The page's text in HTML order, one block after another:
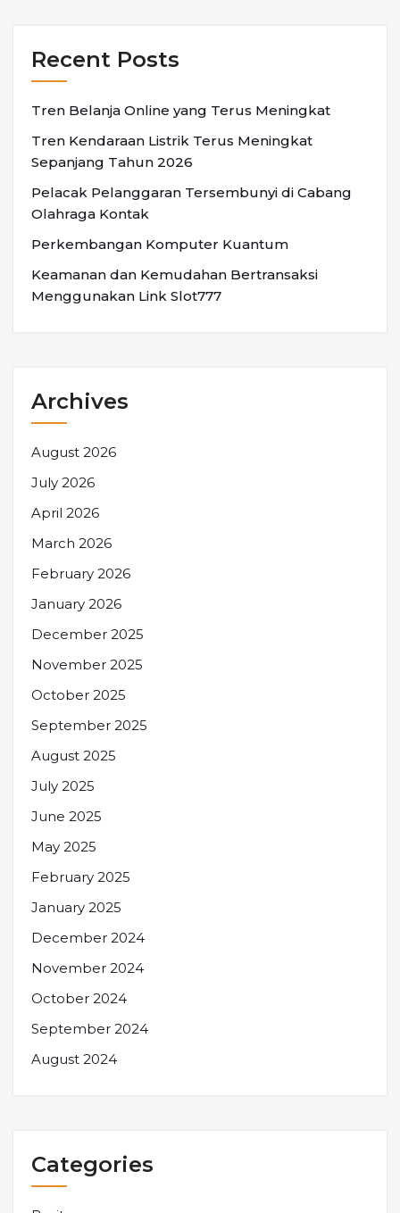
Recent Posts
Tren Belanja Online yang Terus Meningkat
Tren Kendaraan Listrik Terus Meningkat
Sepanjang Tahun 2026
Pelacak Pelanggaran Tersembunyi di Cabang
Olahraga Kontak
Perkembangan Komputer Kuantum
Keamanan dan Kemudahan Bertransaksi
Menggunakan Link Slot777
Archives
August 2026
July 2026
April 2026
March 2026
February 2026
January 2026
December 2025
November 2025
October 2025
September 2025
August 2025
July 2025
June 2025
May 2025
February 2025
January 2025
December 2024
November 2024
October 2024
September 2024
August 2024
Categories